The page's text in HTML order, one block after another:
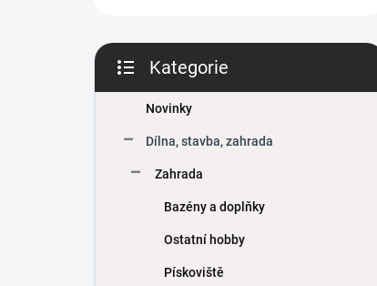
kategorie
Kategorie
Novinky
Dílna, stavba, zahrada
Zahrada
Bazény a doplňky
Ostatní hobby
Pískoviště